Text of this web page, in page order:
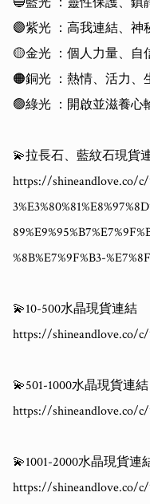
🟣紫光 ：高我連結、神
🟡金光 ：個人力量、自
🟠銅光 ：熱情、活力、
🟢綠光 ：開啟並滋養心
💫拉長石、藍紋石現貨
https://shineandlove.co/c/
%8B%E7%9F%B3-
💫10-500水晶現貨連結
https://shineandlove.co/c/
💫501-1000水晶現貨連結
https://shineandlove.co/c/
💫1001-2000水晶現貨連
https://shineandlove.co/c/